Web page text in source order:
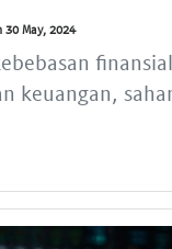
30 May, 2024
keuangan,